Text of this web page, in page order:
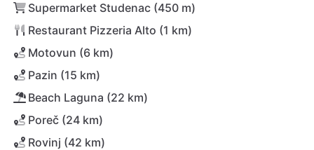
Supermarket Studenac (450 m)
Restaurant Pizzeria Alto (1 km)
Motovun (6 km)
Pazin (15 km)
Beach Laguna (22 km)
Poreč (24 km)
Rovinj (42 km)